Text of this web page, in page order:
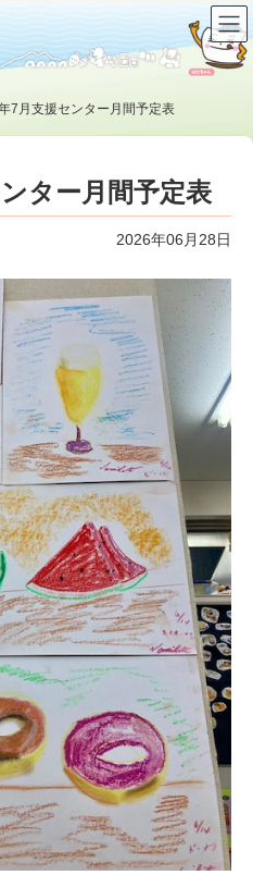
7月支援センター月間予定表
ター月間予定表
2026年06月28日